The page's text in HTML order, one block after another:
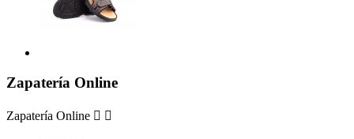
Zapatería Online
Zapatería Online  